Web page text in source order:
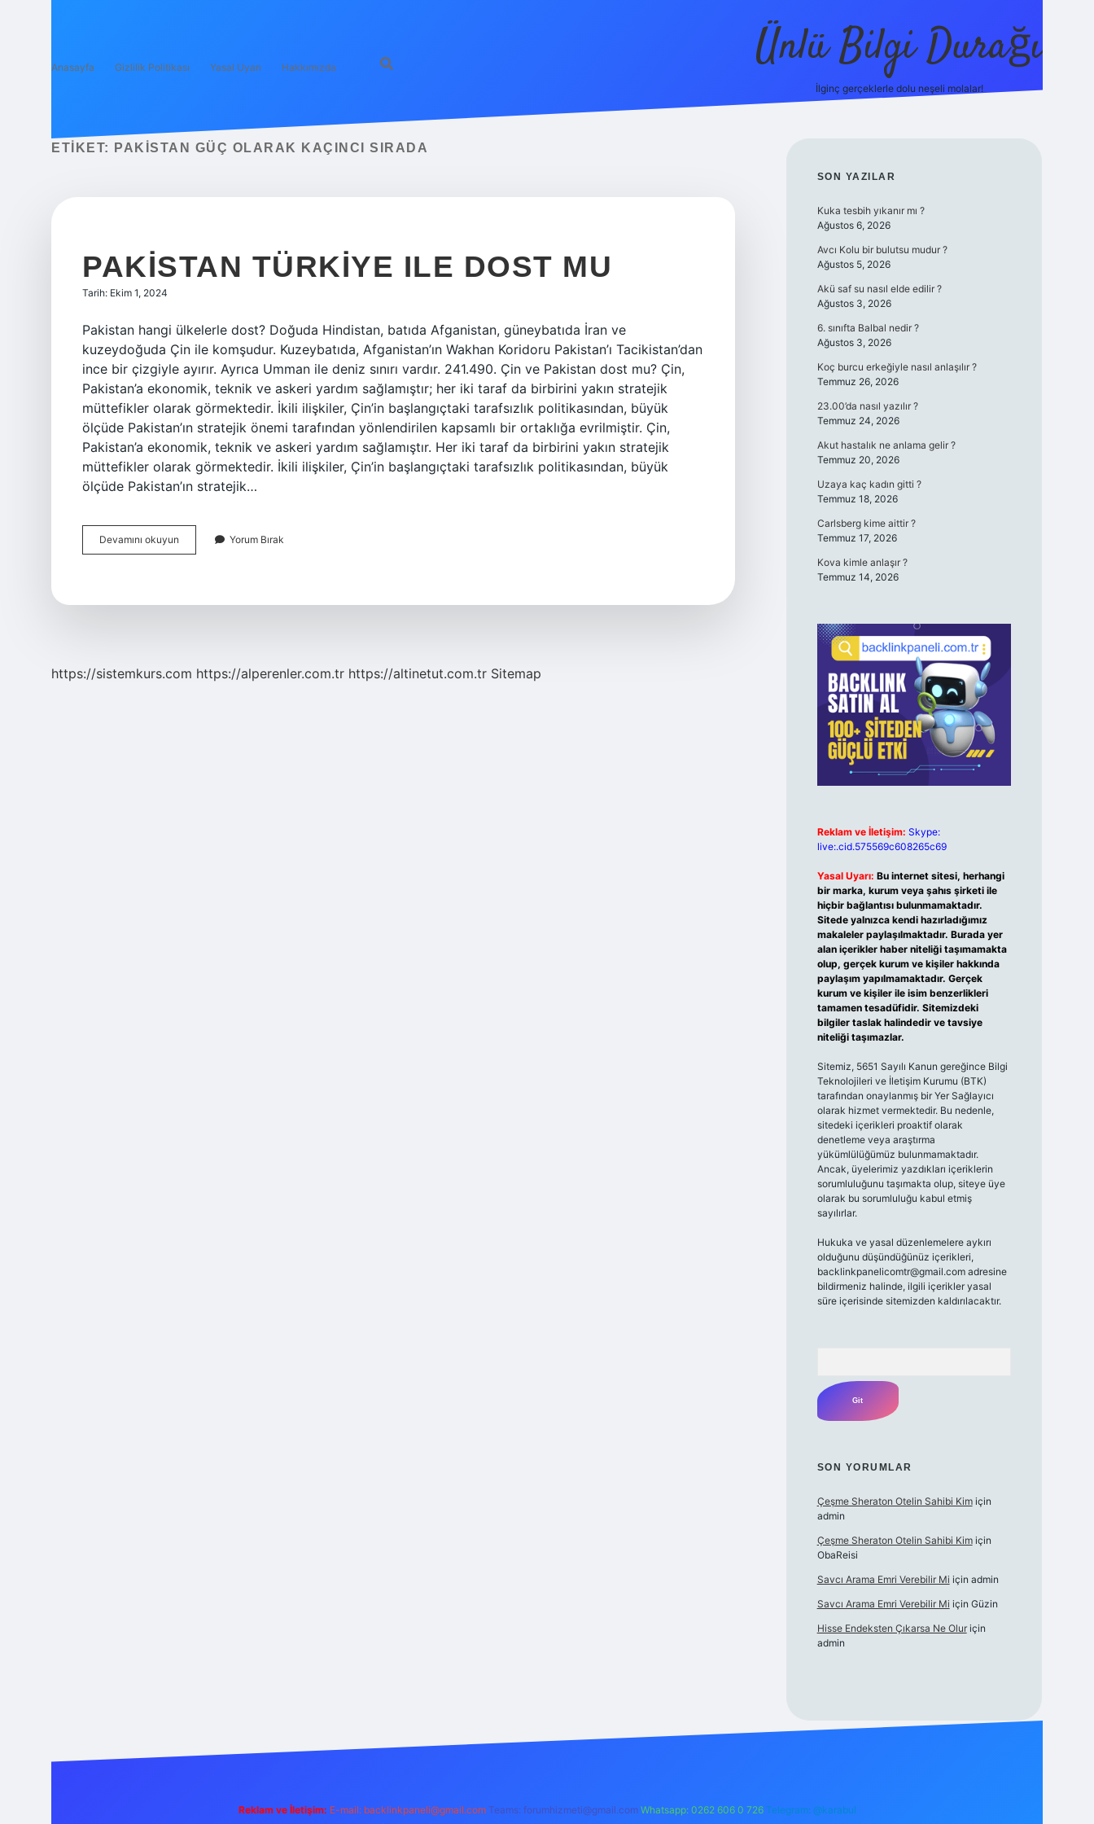
Anasayfa Gizlilik Politikası Yasal Uyarı Hakkımızda Ünlü Bilgi Durağı
İlginç gerçeklerle dolu neşeli molalar!
ETIKET: PAKISTAN GÜÇ OLARAK KAÇINCI SIRADA
PAKISTAN TÜRKIYE ILE DOST MU
Tarih: Ekim 1, 2024
Pakistan hangi ülkelerle dost? Doğuda Hindistan, batıda Afganistan, güneybatıda İran ve
kuzeydoğuda Çin ile komşudur. Kuzeybatıda, Afganistan’ın Wakhan Koridoru Pakistan’ı Tacikistan’dan
ince bir çizgiyle ayırır. Ayrıca Umman ile deniz sınırı vardır. 241.490. Çin ve Pakistan dost mu? Çin,
Pakistan’a ekonomik, teknik ve askeri yardım sağlamıştır; her iki taraf da birbirini yakın stratejik
müttefikler olarak görmektedir. İkili ilişkiler, Çin’in başlangıçtaki tarafsızlık politikasından, büyük
ölçüde Pakistan’ın stratejik önemi tarafından yönlendirilen kapsamlı bir ortaklığa evrilmiştir. Çin,
Pakistan’a ekonomik, teknik ve askeri yardım sağlamıştır. Her iki taraf da birbirini yakın stratejik
müttefikler olarak görmektedir. İkili ilişkiler, Çin’in başlangıçtaki tarafsızlık politikasından, büyük
ölçüde Pakistan’ın stratejik…
Devamını okuyun Pakistan
Türkiye
Yorum Bırak
https://sistemkurs.com https://alperenler.com.tr https://altinetut.com.tr Sitemap
SIDEBAR
SON YAZILAR
Kuka tesbih yıkanır mı ?
Ağustos 6, 2026
Avcı Kolu bir bulutsu mudur ?
Ağustos 5, 2026
Akü saf su nasıl elde edilir ?
Ağustos 3, 2026
6. sınıfta Balbal nedir ?
Ağustos 3, 2026
Koç burcu erkeğiyle nasıl anlaşılır ?
Temmuz 26, 2026
23.00’da nasıl yazılır ?
Temmuz 24, 2026
Akut hastalık ne anlama gelir ?
Temmuz 20, 2026
Uzaya kaç kadın gitti ?
Temmuz 18, 2026
Carlsberg kime aittir ?
Temmuz 17, 2026
Kova kimle anlaşır ?
Temmuz 14, 2026
Reklam ve İletişim: Skype:
live:.cid.575569c608265c69
Yasal Uyarı: Bu internet sitesi, herhangi
bir marka, kurum veya şahıs şirketi ile
hiçbir bağlantısı bulunmamaktadır.
Sitede yalnızca kendi hazırladığımız
makaleler paylaşılmaktadır. Burada yer
alan içerikler haber niteliği taşımamakta
olup, gerçek kurum ve kişiler hakkında
paylaşım yapılmamaktadır. Gerçek
kurum ve kişiler ile isim benzerlikleri
tamamen tesadüfidir. Sitemizdeki
bilgiler taslak halindedir ve tavsiye
niteliği taşımazlar.
Sitemiz, 5651 Sayılı Kanun gereğince Bilgi
Teknolojileri ve İletişim Kurumu (BTK)
tarafından onaylanmış bir Yer Sağlayıcı
olarak hizmet vermektedir. Bu nedenle,
sitedeki içerikleri proaktif olarak
denetleme veya araştırma
yükümlülüğümüz bulunmamaktadır.
Ancak, üyelerimiz yazdıkları içeriklerin
sorumluluğunu taşımakta olup, siteye üye
olarak bu sorumluluğu kabul etmiş
sayılırlar.
Hukuka ve yasal düzenlemelere aykırı
olduğunu düşündüğünüz içerikleri,
backlinkpanelicomtr@gmail.comadresine
bildirmeniz halinde, ilgili içerikler yasal
süre içerisinde sitemizden kaldırılacaktır.
SON YORUMLAR
Çeşme Sheraton Otelin Sahibi Kimiçin
admin
Çeşme Sheraton Otelin Sahibi Kimiçin
ObaReisi
Savcı Arama Emri Verebilir Mi için admin
Savcı Arama Emri Verebilir Mi için Güzin
Hisse Endeksten Çıkarsa Ne Oluriçin
admin
Reklam ve İletişim: E-mail: backlinkpaneli@gmail.com Teams: forumhizmeti@gmail.com Whatsapp: 0262 606 0 726 Telegram: @karabul